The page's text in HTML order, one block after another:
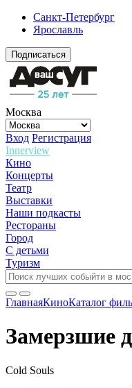
Санкт-Петербург
Ярославль
Подписаться
Москва
Вход Регистрация
Innerview
Кино
Концерты
Театр
Выставки
Наши подкасты
Рестораны
Город
С детьми
Туризм
ГлавнаяКиноКаталог
Замерзшие
Cold Souls